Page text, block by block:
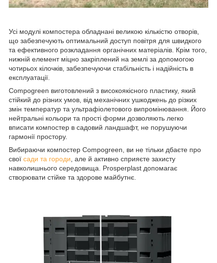
Усі модулі компостера обладнані великою кількістю отворів,
що забезпечують оптимальний доступ повітря для швидкого
та ефективного розкладання органічних матеріалів. Крім того,
нижній елемент міцно закріплений на землі за допомогою
чотирьох кілочків, забезпечуючи стабільність і надійність в
експлуатації.
Compogreen виготовлений з високоякісного пластику, який
стійкий до різних умов, від механічних ушкоджень до різких
змін температур та ультрафіолетового випромінювання. Його
нейтральні кольори та прості форми дозволяють легко
вписати компостер в садовий ландшафт, не порушуючи
гармонії простору.
Вибираючи компостер Compogreen, ви не тільки дбаєте про
свої сади та городи, але й активно сприяєте захисту
навколишнього середовища. Prosperplast допомагає
створювати стійке та здорове майбутнє.